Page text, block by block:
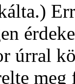
úrral